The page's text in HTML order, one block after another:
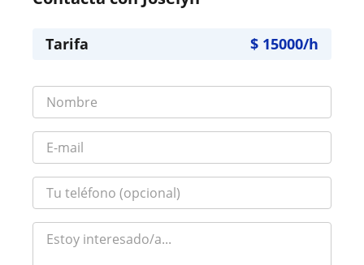
Tarifa $ 15000/h